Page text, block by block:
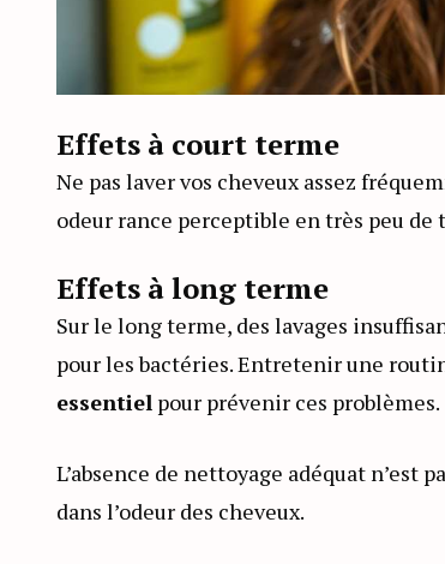
Effets à court terme
Ne pas laver vos cheveux assez
odeur rance perceptible en très peu
Effets à long terme
Sur le long terme, des lavages
pour les bactéries. Entretenir une
essentiel pour prévenir ces problèmes.
L’absence de nettoyage adéquat n’est
dans l’odeur des cheveux.